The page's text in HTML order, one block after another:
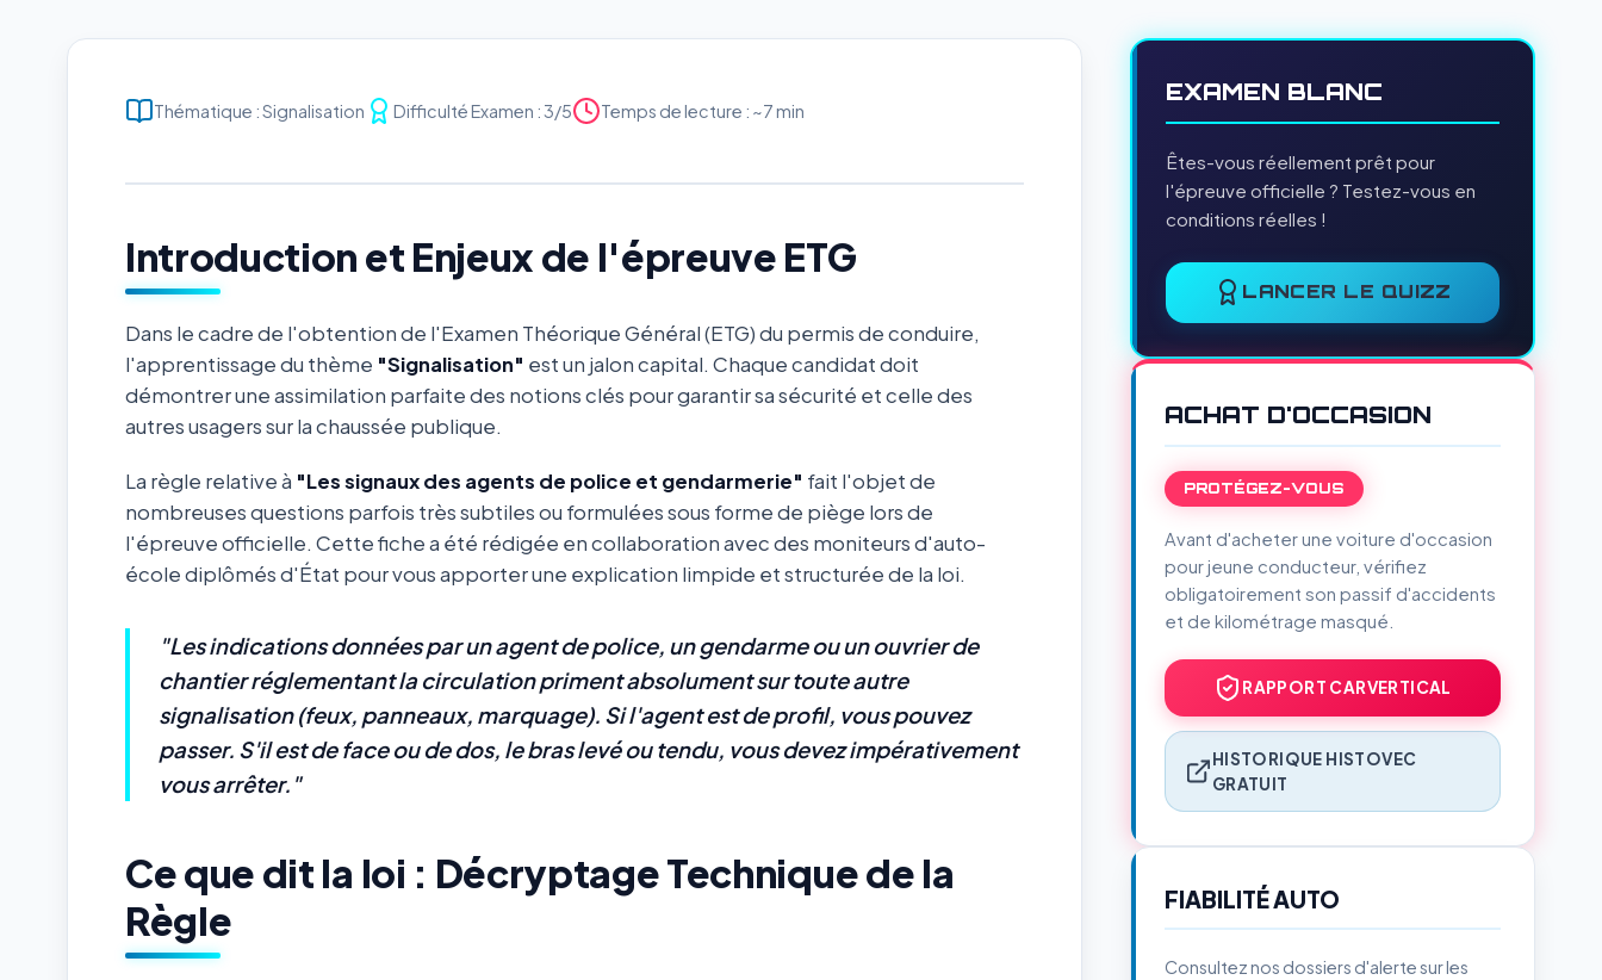
Thématique : Signalisation Difficulté Examen : 3/5 Temps de lecture : ~7 min
Introduction et Enjeux de l'épreuve ETG
Dans le cadre de l'obtention de l'Examen Théorique Général (ETG) du permis de conduire,
l'apprentissage du thème "Signalisation" est un jalon capital. Chaque candidat doit
démontrer une assimilation parfaite des notions clés pour garantir sa sécurité et celle des
autres usagers sur la chaussée publique.
La règle relative à "Les signaux des agents de police et gendarmerie" fait l'objet de
nombreuses questions parfois très subtiles ou formulées sous forme de piège lors de
l'épreuve officielle. Cette fiche a été rédigée en collaboration avec des moniteurs d'auto-
école diplômés d'État pour vous apporter une explication limpide et structurée de la loi.
"Les indications données par un agent de police, un gendarme ou un ouvrier de
chantier réglementant la circulation priment absolument sur toute autre
signalisation (feux, panneaux, marquage). Si l'agent est de profil, vous pouvez
passer. S'il est de face ou de dos, le bras levé ou tendu, vous devez impérativement
vous arrêter."
Ce que dit la loi : Décryptage Technique de la
Règle
EXAMEN BLANC
Êtes-vous réellement prêt pour
l'épreuve officielle ? Testez-vous en
conditions réelles !
LANCER LE QUIZZ
ACHAT D'OCCASION
PROTÉGEZ-VOUS
Avant d'acheter une voiture d'occasion
pour jeune conducteur, vérifiez
obligatoirement son passif d'accidents
et de kilométrage masqué.
RAPPORT CARVERTICAL
HISTORIQUE HISTOVEC
GRATUIT
FIABILITÉ AUTO
Consultez nos dossiers d'alerte sur les